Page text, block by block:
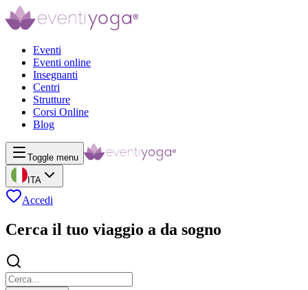
Eventi
Eventi online
Insegnanti
Centri
Strutture
Corsi Online
Blog
Toggle menu
ITA
Accedi
Cerca il tuo viaggio a da sogno